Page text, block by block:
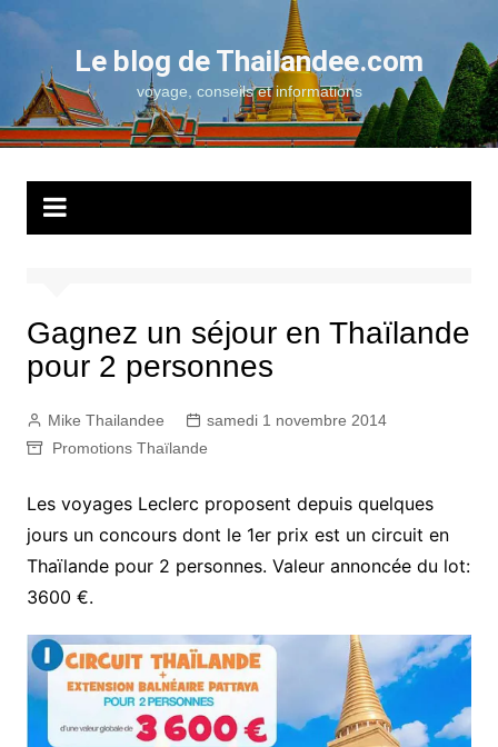
Aller
contenu
Le blog de Thailandee.com
voyage, conseils et informations
Gagnez un séjour en Thaïlande
pour 2 personnes
Mike Thailandee
samedi 1 novembre 2014
Promotions Thaïlande
Les voyages Leclerc proposent depuis quelques
jours un concours dont le 1er prix est un circuit en
Thaïlande pour 2 personnes. Valeur annoncée du lot:
3600 €.